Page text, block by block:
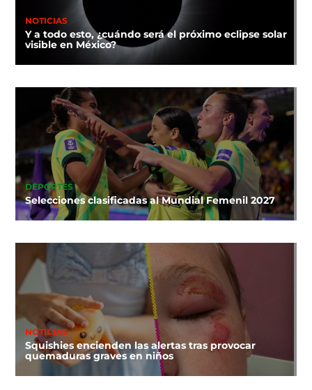
NOTICIAS
Y a todo esto, ¿cuándo será el próximo eclipse solar
visible en México?
DEPORTES
Selecciones clasificadas al Mundial Femenil 2027
NOTICIAS
Squishies encienden las alertas tras provocar
quemaduras graves en niños